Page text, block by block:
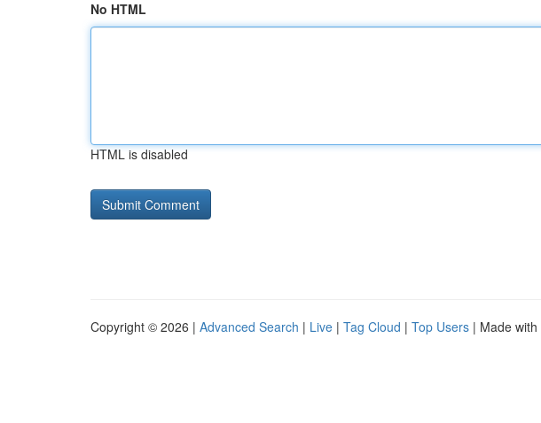
No HTML
HTML is disabled
Copyright © 2026 | Advanced Search | Live | Tag Cloud | Top Users | Made with